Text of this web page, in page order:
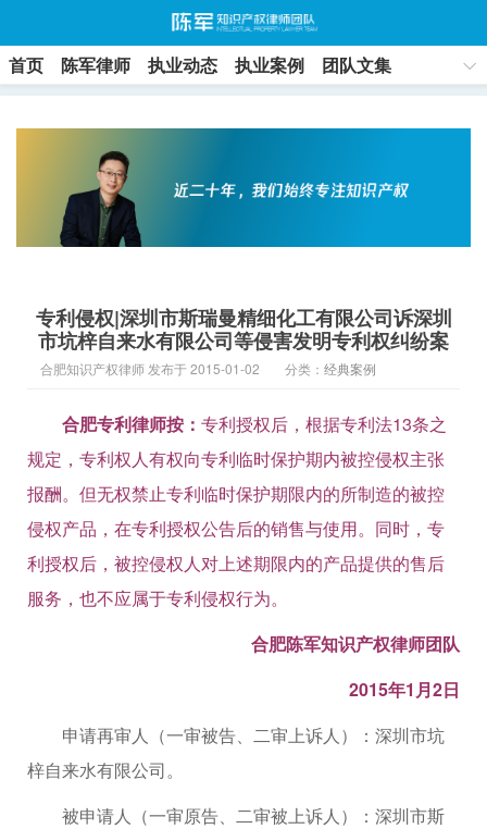
首页 陈军律师 执业动态 执业案例
团队文集
专利侵权|深圳市斯瑞曼精细化工有限公司诉深圳
市坑梓自来水有限公司等侵害发明专利权纠纷案
合肥知识产权律师 发布于 2015-01-02 分类： 经典案例
合肥专利律师按： 专利授权后，根据专利法13条之
规定，专利权人有权向专利临时保护期内被控侵权主张
报酬。但无权禁止专利临时保护期限内的所制造的被控
侵权产品，在专利授权公告后的销售与使用。同时，专
利授权后，被控侵权人对上述期限内的产品提供的售后
服务，也不应属于专利侵权行为。
合肥陈军知识产权律师团队
2015年1月2日
申请再审人（一审被告、二审上诉人）：深圳市坑
梓自来水有限公司。
被申请人（一审原告、二审被上诉人）：深圳市斯